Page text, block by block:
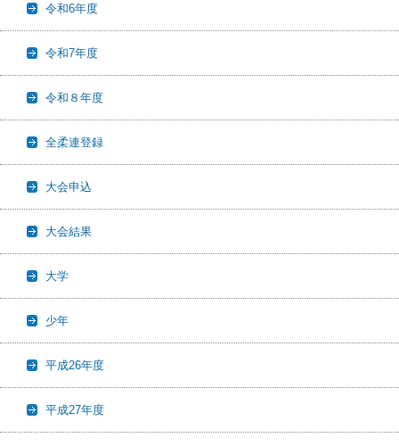
令和6年度
令和7年度
令和８年度
全柔連登録
大会申込
大会結果
大学
少年
平成26年度
平成27年度